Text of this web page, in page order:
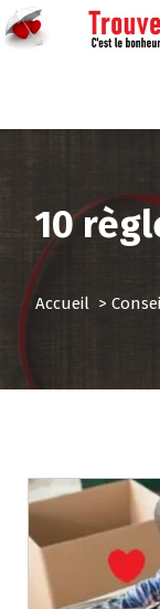
a
10
Accueil >